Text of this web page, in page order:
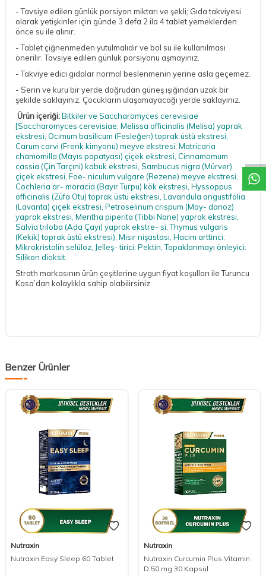
- Tavsiye edilen günlük porsiyon miktarı ve şekli; Gıda takviyesi
olarak yetişkinler için günde 3 defa 2 ila 4 tablet yemeklerden
önce su ile alınır.
- Tablet çiğnenmeden yutulmalıdır ve bol su ile kullanılması
önerilir. Tavsiye edilen günlük porsiyonu aşmayınız.
- Takviye edici gıdalar normal beslenmenin yerine asla geçemez.
- Serin ve kuru bir yerde doğrudan güneş ışığından uzak bir
şekilde saklayınız. Çocukların ulaşamayacağı yerde saklayınız.
Ürün içeriği:Bitkiler ve Saccharomyces cerevisiae
[Saccharomyces cerevisiae, Melissa officinalis (Melisa) yaprak
ekstresi, Ocimum basilicum (Fesleğen) toprak üstü ekstresi,
Carum carvi (Frenk kimyonu) meyve ekstresi, Matricaria
chamomilla (Mayıs papatyası) çiçek ekstresi, Cinnamomum
cassia (Çin Tarçıni) kabuk ekstresi, Sambucus nigra (Mürver)
çiçek ekstresi, Foe- niculum vulgare (Rezene) meyve ekstresi,
Cochleria ar- moracia (Bayır Turpu) kök ekstresi, Hyssoppus
officinalis (Züfa Otu) toprak üstü ekstresi, Lavandula angustifolia
(Lavanta) çiçek ekstresi, Petroselinum crispum (May- danoz)
yaprak ekstresi, Mentha piperita (Tibbi Nane) yaprak ekstresi,
Salvia triloba (Ada Çayı) yaprak ekstre- si, Thymus vulgaris
(Kekik) toprak üstü ekstresi), Misır nişastası, Hacim arttinci:
Mikrokristalin selüloz, Jelleş- tirici: Pektin, Topaklanmayı önleyici:
Silikon dioksit.
Strath markasının ürün çeşitlerine uygun fiyat koşulları ile Turuncu
Kasa’dan kolaylıkla sahip olabilirsiniz.
Benzer Ürünler
Nutraxin
Nutraxin Easy Sleep 60 Tablet
Nutraxin
Nutraxin Curcumin Plus Vitamin
D 50 mg 30 Kapsül